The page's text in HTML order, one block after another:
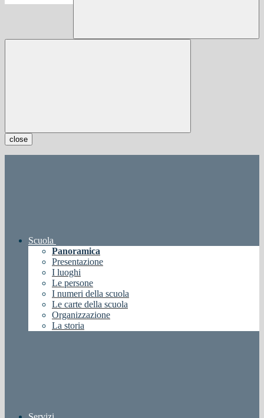
close
Scuola
Panoramica
Presentazione
I luoghi
Le persone
I numeri della scuola
Le carte della scuola
Organizzazione
La storia